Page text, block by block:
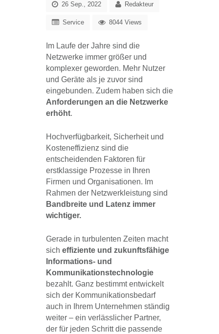
26 Sep., 2022 Redakteur
Service 8044 Views
Im Laufe der Jahre sind die
Netzwerke immer größer und
komplexer geworden. Mehr Nutzer
und Geräte als je zuvor sind
eingebunden. Zudem haben sich die
Anforderungen an die Netzwerke
erhöht.
Hochverfügbarkeit, Sicherheit und
Kosteneffizienz sind die
entscheidenden Faktoren für
erstklassige Prozesse in Ihren
Firmen und Organisationen. Im
Rahmen der Netzwerkleistung sind
Bandbreite und Latenz immer
wichtiger.
Gerade in turbulenten Zeiten macht
sich effiziente und zukunftsfähige
Informations- und
Kommunikationstechnologie
bezahlt. Ganz bestimmt entwickelt
sich der Kommunikationsbedarf
auch in Ihrem Unternehmen ständig
weiter – ein verlässlicher Partner,
der für jeden Schritt die passende